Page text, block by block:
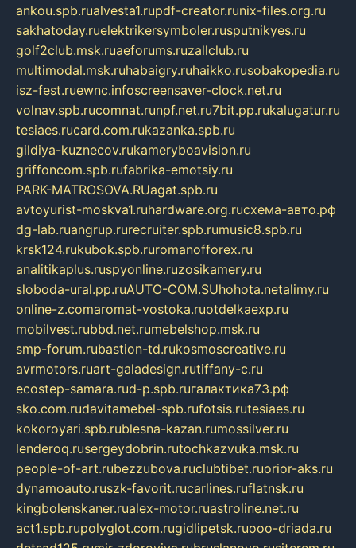
ankou.spb.rualvesta1.rupdf-creator.runix-files.org.ru
sakhatoday.ruelektrikersymboler.rusputnikyes.ru
golf2club.msk.ruaeforums.ruzallclub.ru
multimodal.msk.ruhabaigry.ruhaikko.rusobakopedia.ru
isz-fest.ruewnc.infoscreensaver-clock.net.ru
volnav.spb.rucomnat.runpf.net.ru7bit.pp.rukalugatur.ru
tesiaes.rucard.com.rukazanka.spb.ru
gildiya-kuznecov.rukameryboavision.ru
griffoncom.spb.rufabrika-emotsiy.ru
PARK-MATROSOVA.RUagat.spb.ru
avtoyurist-moskva1.ruhardware.org.ruсхема-авто.рф
dg-lab.ruangrup.rurecruiter.spb.rumusic8.spb.ru
krsk124.rukubok.spb.ruromanofforex.ru
analitikaplus.ruspyonline.ruzosikamery.ru
sloboda-ural.pp.ruAUTO-COM.SUhohota.netalimy.ru
online-z.comaromat-vostoka.ruotdelkaexp.ru
mobilvest.rubbd.net.rumebelshop.msk.ru
smp-forum.rubastion-td.rukosmoscreative.ru
avrmotors.ruart-galadesign.rutiffany-c.ru
ecostep-samara.rud-p.spb.ruгалактика73.рф
sko.com.rudavitamebel-spb.rufotsis.rutesiaes.ru
kokoroyari.spb.rublesna-kazan.rumossilver.ru
lenderoq.rusergeydobrin.rutochkazvuka.msk.ru
people-of-art.rubezzubova.ruclubtibet.ruorior-aks.ru
dynamoauto.ruszk-favorit.rucarlines.ruflatnsk.ru
kingbolenskaner.rualex-motor.ruastroline.net.ru
act1.spb.rupolyglot.com.rugidlipetsk.ruooo-driada.ru